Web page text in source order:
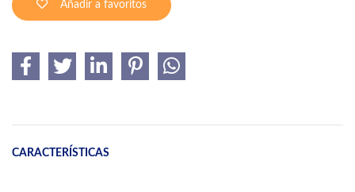
Añadir a favoritos
CARACTERÍSTICAS